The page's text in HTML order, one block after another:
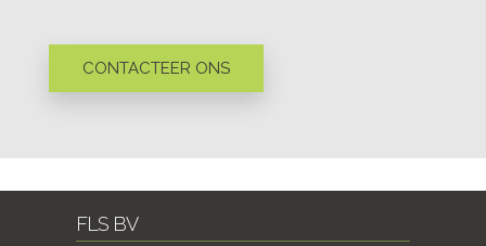
CONTACTEER ONS
FLS BV